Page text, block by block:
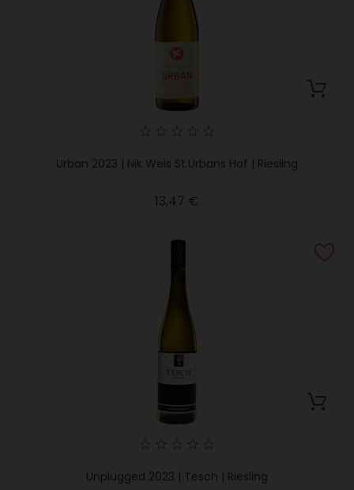
Urban 2023 | Nik Weis St.Urbans Hof | Riesling
13,47 €
Unplugged 2023 | Tesch | Riesling